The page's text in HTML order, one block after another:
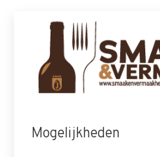
Mogelijkheden